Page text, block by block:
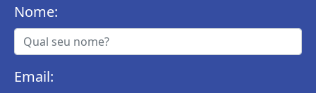
Nome:
Email: